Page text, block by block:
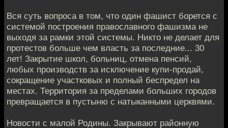
Вся суть вопроса в том, что один фашист борется с
системой построения православного фашизма не
выходя за рамки этой системы. Никто не делает для
протестов больше чем власть за последние... 30
лет! Закрытие школ, больниц, отмена пенсий,
любых производств за исключение купи-продай,
сокращение участковых и полный беспредел на
местах. Территория за пределами больших городов
превращается в пустыню с натыканными церквями.
Новости с малой Родины. Закрывают районную